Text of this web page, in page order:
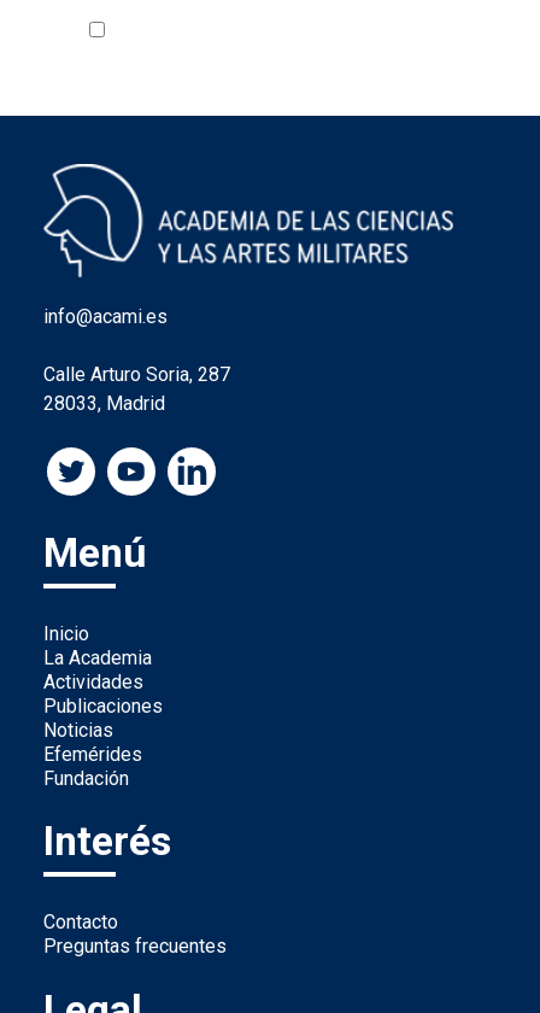
info@acami.es
Calle Arturo Soria, 287
28033, Madrid
Menú
Inicio
La Academia
Actividades
Publicaciones
Noticias
Efemérides
Fundación
Interés
Contacto
Preguntas frecuentes